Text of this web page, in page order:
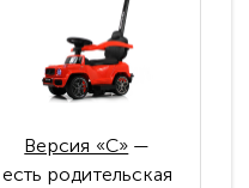
Версия «С» —
есть родительская